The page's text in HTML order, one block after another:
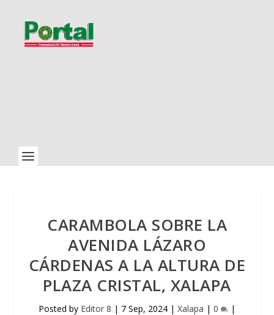
CARAMBOLA SOBRE LA
AVENIDA LÁZARO
CÁRDENAS A LA ALTURA DE
PLAZA CRISTAL, XALAPA
Posted by Editor 8 | 7 Sep, 2024 | Xalapa | 0 |